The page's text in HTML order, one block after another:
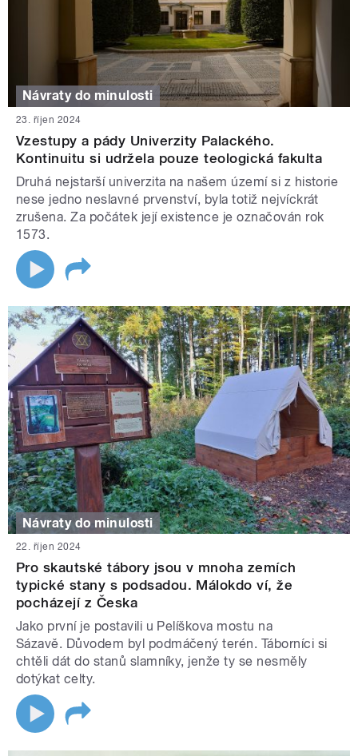
Návraty do minulosti
23. říjen 2024
Vzestupy a pády Univerzity Palackého.
Kontinuitu si udržela pouze teologická fakulta
Druhá nejstarší univerzita na našem území si z historie
nese jedno neslavné prvenství, byla totiž nejvíckrát
zrušena. Za počátek její existence je označován rok
1573.
Návraty do minulosti
22. říjen 2024
Pro skautské tábory jsou v mnoha zemích
typické stany s podsadou. Málokdo ví, že
pocházejí z Česka
Jako první je postavili u Pelíškova mostu na
Sázavě. Důvodem byl podmáčený terén. Táborníci si
chtěli dát do stanů slamníky, jenže ty se nesměly
dotýkat celty.